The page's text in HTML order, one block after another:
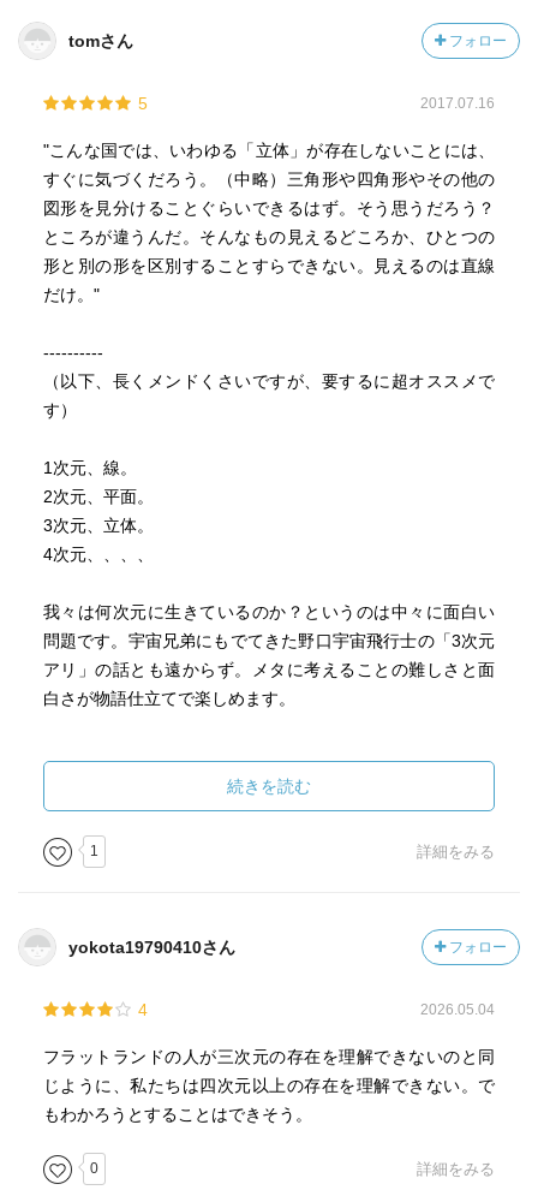
tomさん フォロー
5 2017.07.16
"こんな国では、いわゆる「立体」が存在しないことには、
すぐに気づくだろう。（中略）三角形や四角形やその他の
図形を見分けることぐらいできるはず。そう思うだろう？
ところが違うんだ。そんなもの見えるどころか、ひとつの
形と別の形を区別することすらできない。見えるのは直線
だけ。"
----------
（以下、長くメンドくさいですが、要するに超オススメで
す）
1次元、線。
2次元、平面。
3次元、立体。
4次元、、、、
我々は何次元に生きているのか？というのは中々に面白い
問題です。宇宙兄弟にもでてきた野口宇宙飛行士の「3次元
アリ」の話とも遠からず。メタに考えることの難しさと面
白さが物語仕立てで楽しめます。
層構造を映像や物語で、同監督の映画「インターステラ
ー」では、高次元空間を映像として、表現していました。
またアニメ「インサイドヘッド」では、ゴミ処理炉（？）
でどんどん次元が下がっていき最後は線になりかける、と
（高/多）次元を言語で表現するのはかなり難しいため、映
れ以上に言語表現（と少しの平面図解）だけで、（高/多）
次元を表現してる本書はすごい。
次元である可能性があると認識すること。
続きを読む
1 詳細をみる
yokota19790410さん フォロー
4 2026.05.04
フラットランドの人が三次元の存在を理解できないのと同
じように、私たちは四次元以上の存在を理解できない。で
もわかろうとすることはできそう。
0 詳細をみる